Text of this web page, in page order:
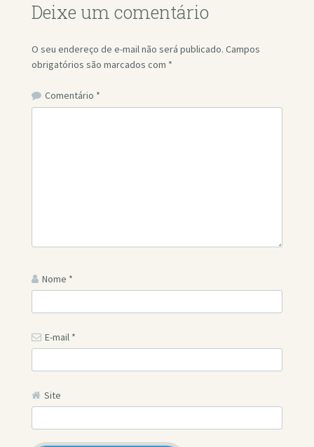
Deixe um comentário
O seu endereço de e-mail não será publicado. Campos
obrigatórios são marcados com *
Comentário *
Nome *
E-mail *
Site